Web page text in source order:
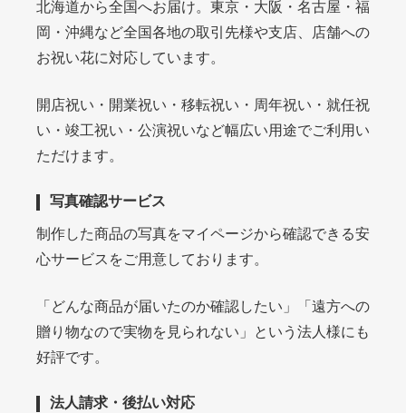
北海道から全国へお届け。東京・大阪・名古屋・福
岡・沖縄など全国各地の取引先様や支店、店舗への
お祝い花に対応しています。
開店祝い・開業祝い・移転祝い・周年祝い・就任祝
い・竣工祝い・公演祝いなど幅広い用途でご利用い
ただけます。
写真確認サービス
制作した商品の写真をマイページから確認できる安
心サービスをご用意しております。
「どんな商品が届いたのか確認したい」「遠方への
贈り物なので実物を見られない」という法人様にも
好評です。
法人請求・後払い対応